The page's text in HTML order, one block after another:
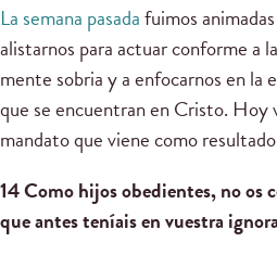
La semana pasadafuimos
alistarnos para actuar conforme a
mente sobria y a enfocarnos en la
que se encuentran en Cristo. Hoy
mandato que viene como
14 Como hijos obedientes, no os
que antes teníais en vuestra